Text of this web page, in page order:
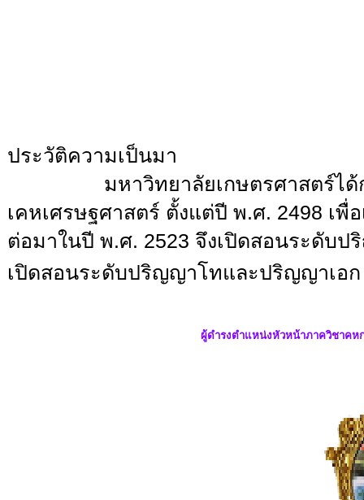
ประวัติความเป็นมา
มหาวิทยาลัยเกษตรศาสตร์ได้ก่อ
เคหเศรษฐศาสตร์ ตั้งแต่ปี พ.ศ. 2498 เ
ต่อมาในปี พ.ศ. 2523 จึงเปิดสอนระดับ
เปิดสอนระดับปริญญาโทและปริญญาเอ
ผู้ดำรงตำแหน่งหัวหน้าภาควิชาคห